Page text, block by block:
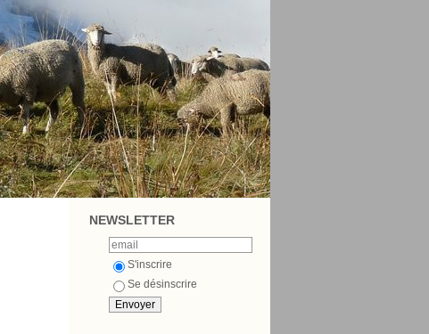
NEWSLETTER
S'inscrire
Se désinscrire